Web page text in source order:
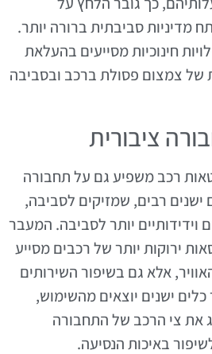
מדיניות סביבתית ברורה יותר.
חינוכיות מסייעים בהעלאת
של צמצום פסולת ברכב ובסביבה
ציבורית
רכב משפיע גם על תחבורה
ישנים רבים, שמזיקים לסביבה,
יותר לסביבה. המעבר
ירוקות יותר של רכבים מסייע
אלא גם בשיפור השירותים
ישנים יוצאים מהשימוש,
את צי הרכב של התחבורה
באיכות הנסיעה.